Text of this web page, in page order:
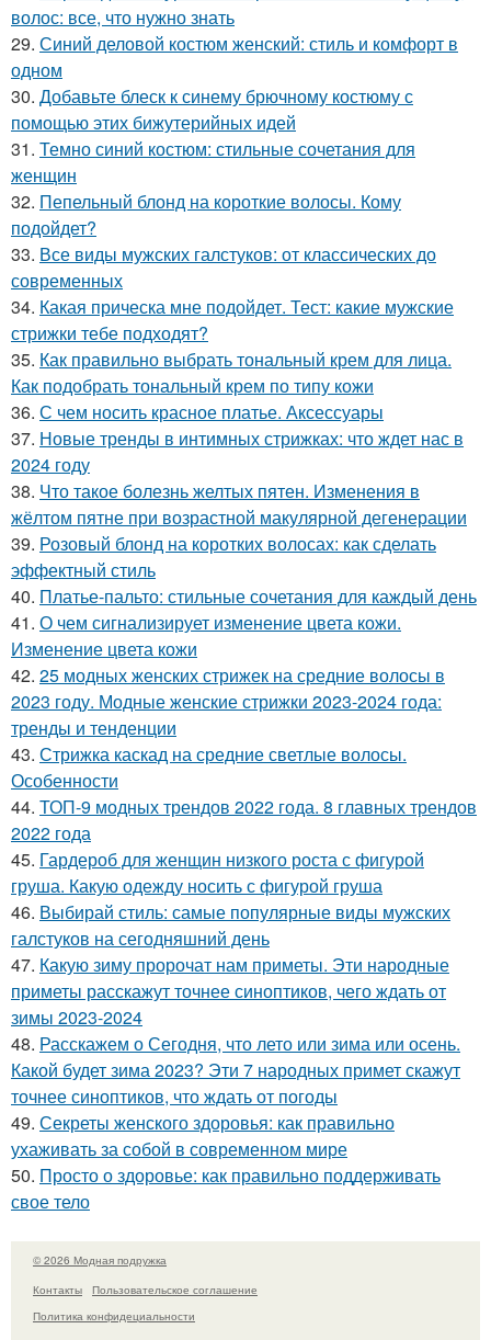
волос: все, что нужно знать
29. Синий деловой костюм женский: стиль и комфорт в
одном
30. Добавьте блеск к синему брючному костюму с
помощью этих бижутерийных идей
31. Темно синий костюм: стильные сочетания для
женщин
32. Пепельный блонд на короткие волосы. Кому
подойдет?
33. Все виды мужских галстуков: от классических до
современных
34. Какая прическа мне подойдет. Тест: какие мужские
стрижки тебе подходят?
35. Как правильно выбрать тональный крем для лица.
Как подобрать тональный крем по типу кожи
36. С чем носить красное платье. Аксессуары
37. Новые тренды в интимных стрижках: что ждет нас в
2024 году
38. Что такое болезнь желтых пятен. Изменения в
жёлтом пятне при возрастной макулярной дегенерации
39. Розовый блонд на коротких волосах: как сделать
эффектный стиль
40. Платье-пальто: стильные сочетания для каждый день
41. О чем сигнализирует изменение цвета кожи.
Изменение цвета кожи
42. 25 модных женских стрижек на средние волосы в
2023 году. Модные женские стрижки 2023-2024 года:
тренды и тенденции
43. Стрижка каскад на средние светлые волосы.
Особенности
44. ТОП-9 модных трендов 2022 года. 8 главных трендов
2022 года
45. Гардероб для женщин низкого роста с фигурой
груша. Какую одежду носить с фигурой груша
46. Выбирай стиль: самые популярные виды мужских
галстуков на сегодняшний день
47. Какую зиму пророчат нам приметы. Эти народные
приметы расскажут точнее синоптиков, чего ждать от
зимы 2023-2024
48. Расскажем о Сегодня, что лето или зима или осень.
Какой будет зима 2023? Эти 7 народных примет скажут
точнее синоптиков, что ждать от погоды
49. Секреты женского здоровья: как правильно
ухаживать за собой в современном мире
50. Просто о здоровье: как правильно поддерживать
свое тело
© 2026 Модная подружка
Контакты
Пользовательское соглашение
Политика конфидециальности